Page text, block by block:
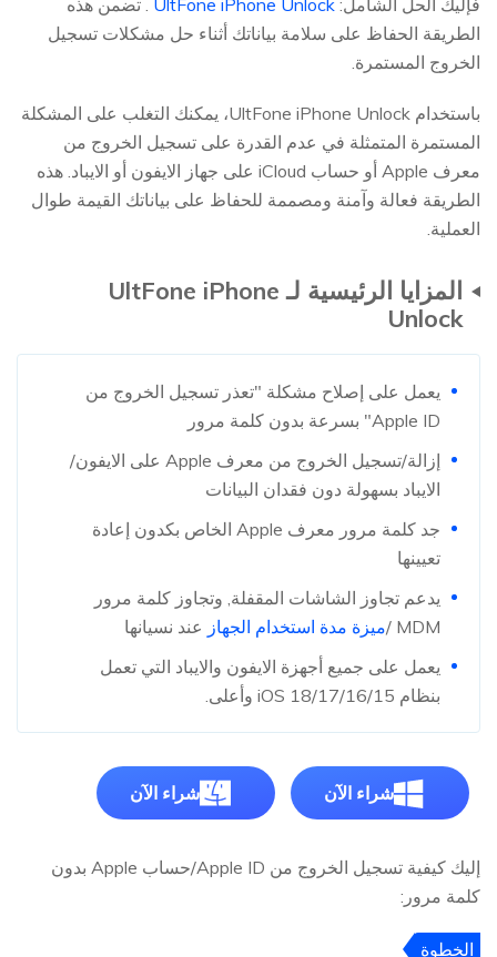
فإليك الحل الشامل: UltFone iPhone Unlock . تضمن هذه
الطريقة الحفاظ على سلامة بياناتك أثناء حل مشكلات تسجيل
الخروج المستمرة.
باستخدام UltFone iPhone Unlock، يمكنك التغلب على المشكلة
المستمرة المتمثلة في عدم القدرة على تسجيل الخروج من
معرف Apple أو حساب iCloud على جهاز الايفون أو الايباد. هذه
الطريقة فعالة وآمنة ومصممة للحفاظ على بياناتك القيمة طوال
العملية.
المزايا الرئيسية لـ UltFone iPhone
Unlock
يعمل على إصلاح مشكلة "تعذر تسجيل الخروج من
Apple ID" بسرعة بدون كلمة مرور
إزالة/تسجيل الخروج من معرف Apple على الايفون/
الايباد بسهولة دون فقدان البيانات
جد كلمة مرور معرف Apple الخاص بكدون إعادة
تعيينها
يدعم تجاوز الشاشات المقفلة, وتجاوز كلمة مرور
MDM / ميزة مدة استخدام الجهاز عند نسيانها
يعمل على جميع أجهزة الايفون والايباد التي تعمل
بنظام iOS 18/17/16/15 وأعلى.
شراء الآن شراء الآن
إليك كيفية تسجيل الخروج من Apple ID/حساب Apple بدون
كلمة مرور:
الخطوة